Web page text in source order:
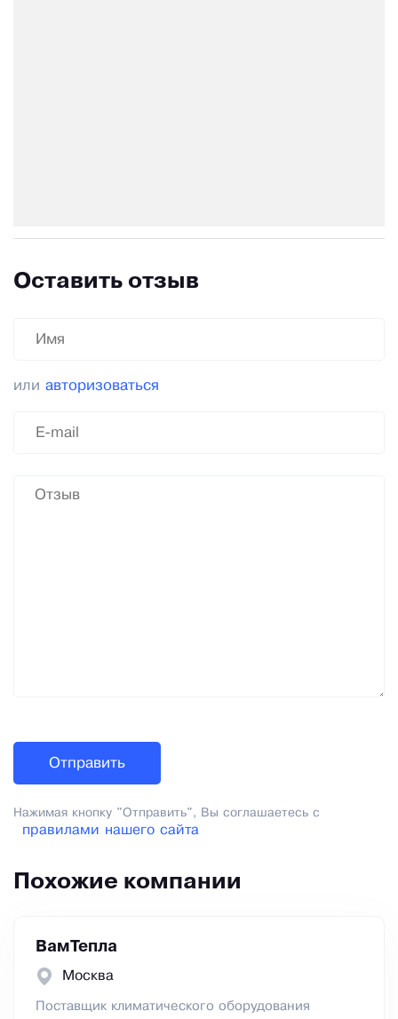
Оставить отзыв
или авторизоваться
Нажимая кнопку "Отправить", Вы соглашаетесь с
правилами нашего сайта
Похожие компании
ВамТепла
Москва
Поставщик климатического оборудования